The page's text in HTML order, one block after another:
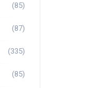
(85)
(87)
(335)
(85)